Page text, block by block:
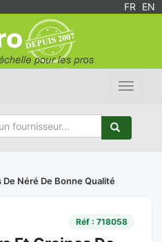
FR EN
Toggle
Néré De Bonne Qualité
Réf : 718058